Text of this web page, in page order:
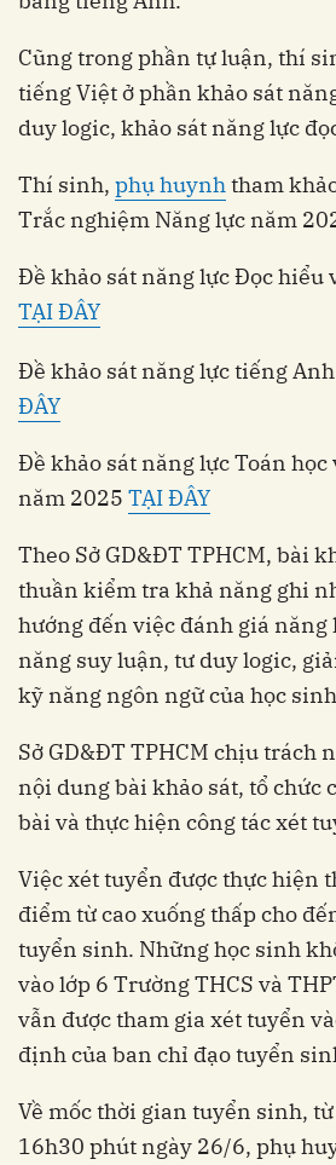
Cũng trong phần tự luận, thí
tiếng Việt ở phần khảo sát
duy logic, khảo sát năng lực
Thí sinh, phụ huynhtham
Trắc nghiệm Năng lực năm
Đề khảo sát năng lực Đọc hiểu
TẠI ĐÂY
Đề khảo sát năng lực tiếng
ĐÂY
Đề khảo sát năng lực Toán học
năm 2025 TẠI ĐÂY
Theo Sở GD&ĐT TPHCM, bài
thuần kiểm tra khả năng ghi
hướng đến việc đánh giá năng
năng suy luận, tư duy logic,
kỹ năng ngôn ngữ của học
Sở GD&ĐT TPHCM chịu trách
nội dung bài khảo sát, tổ chức
bài và thực hiện công tác xét
Việc xét tuyển được thực hiện
điểm từ cao xuống thấp cho
tuyển sinh. Những học sinh
vào lớp 6 Trường THCS và
vẫn được tham gia xét tuyển
định của ban chỉ đạo tuyển
Về mốc thời gian tuyển sinh,
16h30 phút ngày 26/6, phụ